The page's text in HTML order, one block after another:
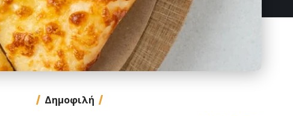
Δημοφιλή